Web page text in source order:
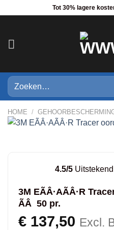
Tot 30% lagere
Zoeken
naar:
HOME /
4.5/5 Uitstekend
3M EÃÂ·AÃÂ·R
ÃÂ 50 pr.
€137,50 Excl.